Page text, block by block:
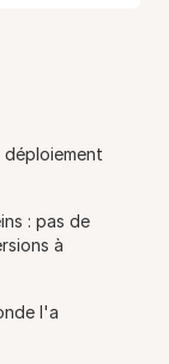
: pas de
à
l'a